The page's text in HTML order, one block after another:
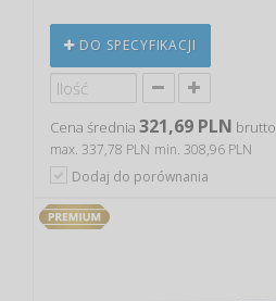
DO SPECYFIKACJI
Cena średnia 321,69 PLN brutto
max. 337,78 PLN min. 308,96 PLN
Dodaj do porównania